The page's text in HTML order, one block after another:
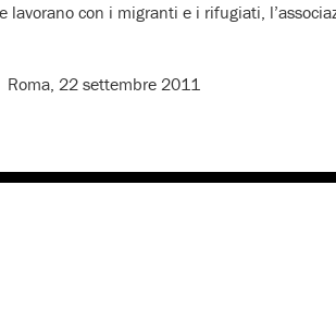
lavorano con i migranti e i rifugiati,
22 settembre 2011